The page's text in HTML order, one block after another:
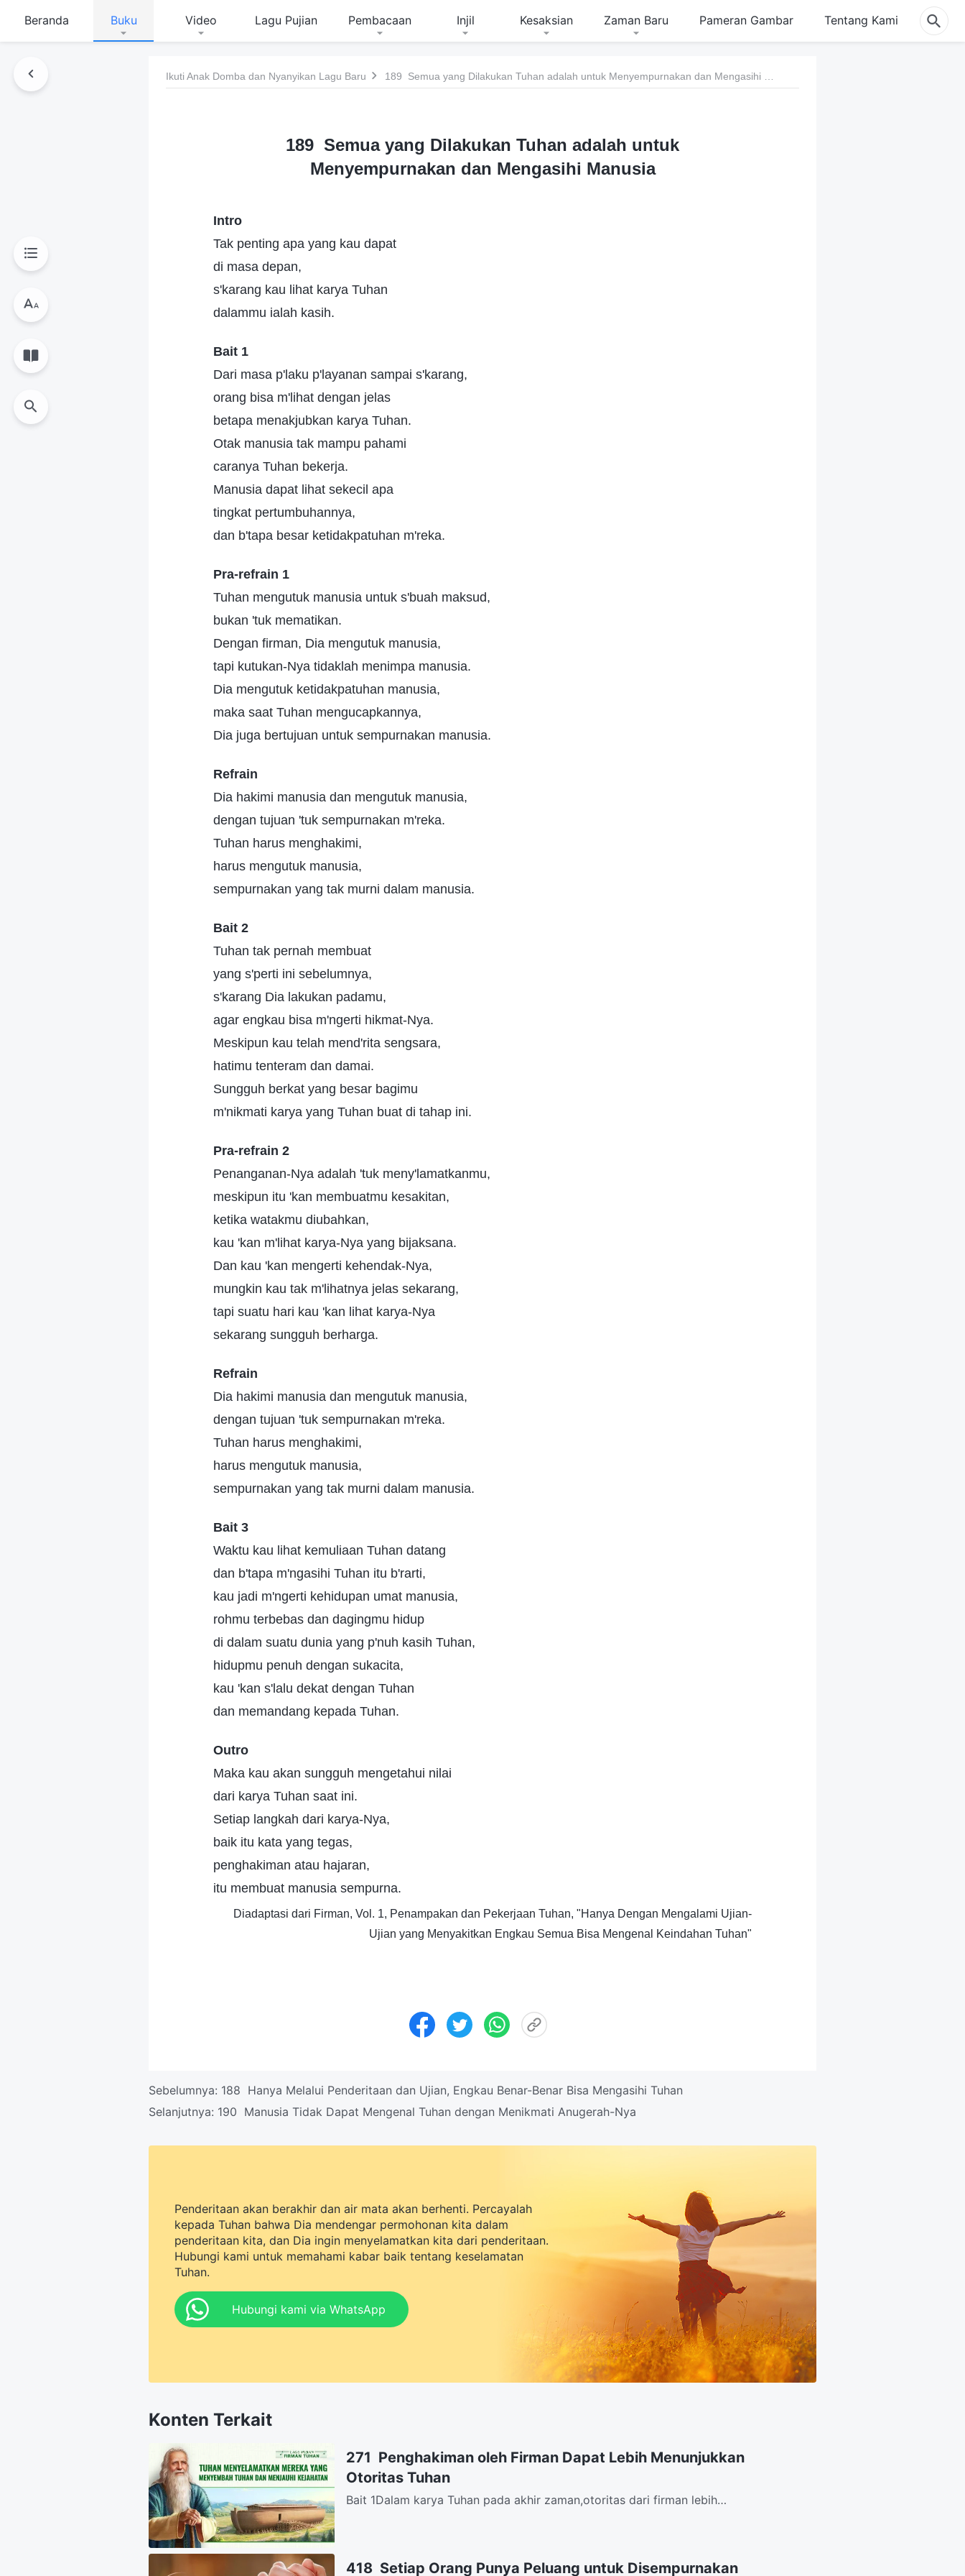
Beranda Buku Video Lagu Pujian Pembacaan Injil Kesaksian Zaman Baru Pameran Gambar Tentang Kami
Ikuti Anak Domba dan Nyanyikan Lagu Baru
189 Semua yang Dilakukan Tuhan adalah untuk
Menyempurnakan dan Mengasihi Manusia
Intro
Tak penting apa yang kau dapat
di masa depan,
s'karang kau lihat karya Tuhan
dalammu ialah kasih.
Bait 1
Dari masa p'laku p'layanan sampai s'karang,
orang bisa m'lihat dengan jelas
betapa menakjubkan karya Tuhan.
Otak manusia tak mampu pahami
caranya Tuhan bekerja.
Manusia dapat lihat sekecil apa
tingkat pertumbuhannya,
dan b'tapa besar ketidakpatuhan m'reka.
Pra-refrain 1
Tuhan mengutuk manusia untuk s'buah maksud,
bukan 'tuk mematikan.
Dengan firman, Dia mengutuk manusia,
tapi kutukan-Nya tidaklah menimpa manusia.
Dia mengutuk ketidakpatuhan manusia,
maka saat Tuhan mengucapkannya,
Dia juga bertujuan untuk sempurnakan manusia.
Refrain
Dia hakimi manusia dan mengutuk manusia,
dengan tujuan 'tuk sempurnakan m'reka.
Tuhan harus menghakimi,
harus mengutuk manusia,
sempurnakan yang tak murni dalam manusia.
Bait 2
Tuhan tak pernah membuat
yang s'perti ini sebelumnya,
s'karang Dia lakukan padamu,
agar engkau bisa m'ngerti hikmat-Nya.
Meskipun kau telah mend'rita sengsara,
hatimu tenteram dan damai.
Sungguh berkat yang besar bagimu
m'nikmati karya yang Tuhan buat di tahap ini.
Pra-refrain 2
Penanganan-Nya adalah 'tuk meny'lamatkanmu,
meskipun itu 'kan membuatmu kesakitan,
ketika watakmu diubahkan,
kau 'kan m'lihat karya-Nya yang bijaksana.
Dan kau 'kan mengerti kehendak-Nya,
mungkin kau tak m'lihatnya jelas sekarang,
tapi suatu hari kau 'kan lihat karya-Nya
sekarang sungguh berharga.
Refrain
Dia hakimi manusia dan mengutuk manusia,
dengan tujuan 'tuk sempurnakan m'reka.
Tuhan harus menghakimi,
harus mengutuk manusia,
sempurnakan yang tak murni dalam manusia.
Bait 3
Waktu kau lihat kemuliaan Tuhan datang
dan b'tapa m'ngasihi Tuhan itu b'rarti,
kau jadi m'ngerti kehidupan umat manusia,
rohmu terbebas dan dagingmu hidup
di dalam suatu dunia yang p'nuh kasih Tuhan,
hidupmu penuh dengan sukacita,
kau 'kan s'lalu dekat dengan Tuhan
dan memandang kepada Tuhan.
Outro
Maka kau akan sungguh mengetahui nilai
dari karya Tuhan saat ini.
Setiap langkah dari karya-Nya,
baik itu kata yang tegas,
penghakiman atau hajaran,
itu membuat manusia sempurna.
Diadaptasi dari Firman, Vol. 1, Penampakan dan Pekerjaan Tuhan, "Hanya Dengan Mengalami Ujian-
Ujian yang Menyakitkan Engkau Semua Bisa Mengenal Keindahan Tuhan"
Sebelumnya: 188 Hanya Melalui Penderitaan dan Ujian, Engkau Benar-Benar Bisa Mengasihi Tuhan
Selanjutnya: 190 Manusia Tidak Dapat Mengenal Tuhan dengan Menikmati Anugerah-Nya
Penderitaan akan berakhir dan air mata akan berhenti. Percayalah
kepada Tuhan bahwa Dia mendengar permohonan kita dalam
penderitaan kita, dan Dia ingin menyelamatkan kita dari penderitaan.
Hubungi kami untuk memahami kabar baik tentang keselamatan
Tuhan.
Hubungi kami via WhatsApp
Konten Terkait
271 Penghakiman oleh Firman Dapat Lebih Menunjukkan
Otoritas Tuhan
Bait 1Dalam karya Tuhan pada akhir zaman,otoritas dari firman lebih
418 Setiap Orang Punya Peluang untuk Disempurnakan